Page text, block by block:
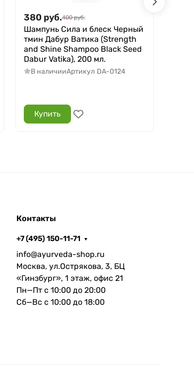
380 руб.400 руб.
Шампунь Сила и блеск Черный
тмин Дабур Ватика (Strength
and Shine Shampoo Black Seed
Dabur Vatika), 200 мл.
В наличииАртикул DA-0124
Купить
Контакты
+7 (495) 150-11-71
info@ayurveda-shop.ru
Москва, ул.Острякова, 3, БЦ
«Гинзбург», 1 этаж, офис 21
Пн—Пт с 10:00 до 20:00
Сб—Вс с 10:00 до 18:00